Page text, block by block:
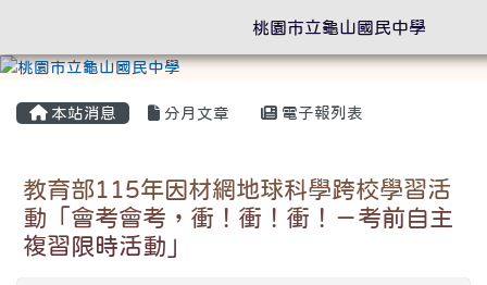
本站消息 分月文章 電子報列表
教育部115年因材網地球科學跨校學習活
動「會考會考，衝！衝！衝！－考前自主
複習限時活動」
桃園市立龜山國民中學